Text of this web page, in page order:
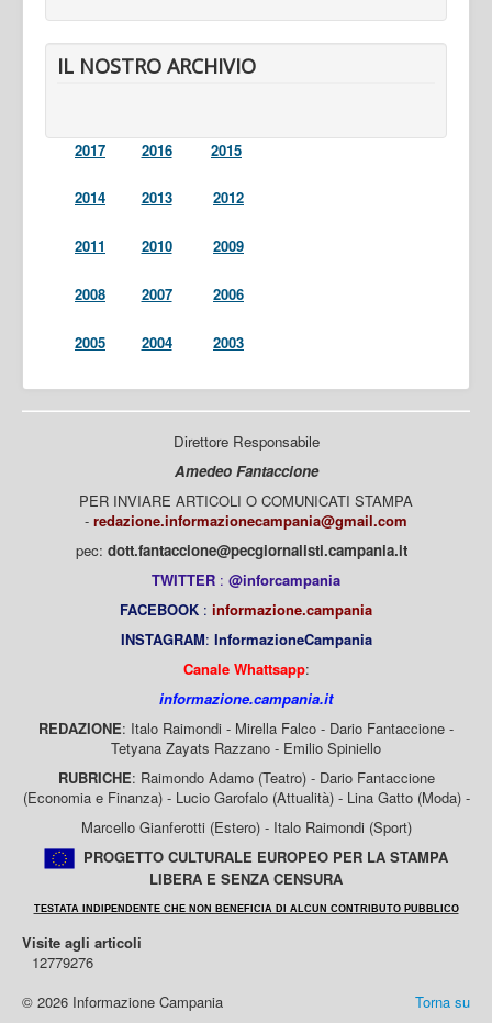
IL NOSTRO ARCHIVIO
2017 2016 2015
2014 2013 2012
2011 2010 2009
2008 2007 2006
2005 2004 2003
Direttore Responsabile
Amedeo Fantaccione
PER INVIARE ARTICOLI O COMUNICATI STAMPA
- redazione.informazionecampania@gmail.com
pec: dott.fantaccione@pecgiornalisti.campania.it
TWITTER : @inforcampania
FACEBOOK : informazione.campania
INSTAGRAM: InformazioneCampania
Canale Whattsapp:
informazione.campania.it
REDAZIONE: Italo Raimondi - Mirella Falco - Dario Fantaccione -
Tetyana Zayats Razzano - Emilio Spiniello
RUBRICHE: Raimondo Adamo (Teatro) - Dario Fantaccione
(Economia e Finanza) - Lucio Garofalo (Attualità) - Lina Gatto (Moda) -
Marcello Gianferotti (Estero) - Italo Raimondi (Sport)
PROGETTO CULTURALE EUROPEO PER LA STAMPA
LIBERA E SENZA CENSURA
TESTATA INDIPENDENTE CHE NON BENEFICIA DI ALCUN CONTRIBUTO PUBBLICO
Visite agli articoli
12779276
Torna su
© 2026 Informazione Campania